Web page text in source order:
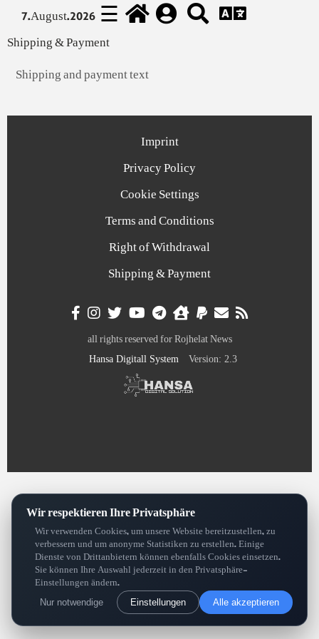
☰
7.August.2026
Shipping & Payment
Shipping and payment text
Imprint
Privacy Policy
Cookie Settings
Terms and Conditions
Right of Withdrawal
Shipping & Payment
all rights reserved for Rojhelat News
Hansa Digitall System Version: 2.3
Wir respektieren Ihre Privatsphäre
Wir verwenden Cookies, um unsere Website bereitzustellen, zu
verbessern und um anonyme Statistiken zu erstellen. Einige
Dienste von Drittanbietern können ebenfalls Cookies einsetzen.
Sie können Ihre Auswahl jederzeit in den Privatsphäre-
Einstellungen ändern.